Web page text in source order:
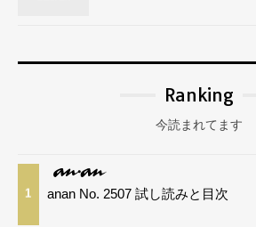
Ranking
今読まれてます
1 anan No. 2507 試し読みと目次